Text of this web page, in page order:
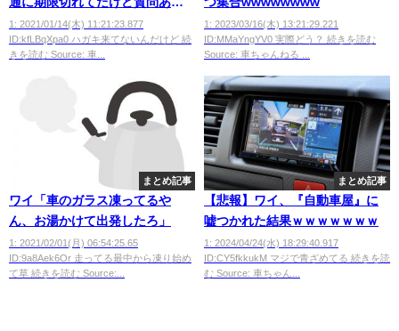
る？？
1: 2021/01/14(木) 11:21:23.877
ID:kfLBqXpa0 ハガキ来てないんだけど 続
きを読む Source: 車...
1: 2023/03/16(木) 13:21:29.221
ID:MMaYngYV0 実際どう？ 続きを読む
Source: 車ちゃんねる ...
まとめ記事
ワイ「車のガラス凍ってるや
ん、お湯かけて出発したろ」
1: 2021/02/01(月) 06:54:25.65
ID:9a8Aek6Or 走ってる最中から凍り始め
て草 続きを読む Source:...
まとめ記事
【悲報】ワイ、『自動車屋』に
嘘つかれた結果ｗｗｗｗｗｗｗ
1: 2024/04/24(水) 18:29:40.917
ID:CY5fkkukM マジで青ざめてる 続きを読
む Source: 車ちゃん...